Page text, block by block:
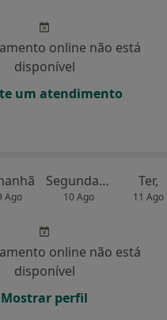
online não está
disponível
um atendimento
Ago
Segunda-feira
10 Ago
Ter,
11 Ago
online não está
disponível
Mostrar perfil